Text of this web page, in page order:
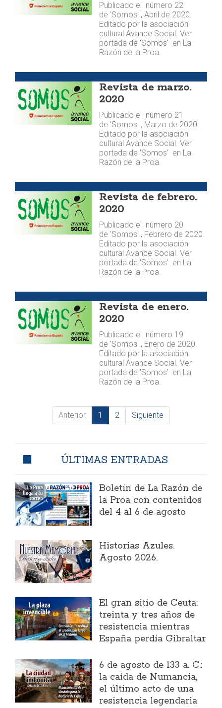
Publicado el número 22
de 'Somos' , Abril de 2020.
Editado por la asociación
cultural Avance Social. Ver
portada de 'Somos' en La
Razón de la Proa.
Revista de marzo.
2020
Publicado el número 21
de 'Somos' , Marzo de 2020.
Editado por la asociación
cultural Avance Social. Ver
portada de 'Somos' en La
Razón de la Proa.
Revista de febrero.
2020
Publicado el número 20
de 'Somos' , Febrero de 2020.
Editado por la asociación
cultural Avance Social. Ver
portada de 'Somos' en La
Razón de la Proa.
Revista de enero.
2020
Publicado el número 19
de 'Somos' , Enero de 2020.
Editado por la asociación
cultural Avance Social. Ver
portada de 'Somos' en La
Razón de la Proa.
Anterior 1 2 Siguiente
ÚLTIMAS ENTRADAS
Boletín de La Razón de
la Proa con contenidos
del 4 al 6 de agosto
Historias Azules.
Agosto 2026.
El gran sitio de Ceuta:
treinta y tres años de
resistencia mientras
España perdía Gibraltar
6 de agosto de 133 a. C.:
la caída de Numancia,
el último acto de una
resistencia legendaria